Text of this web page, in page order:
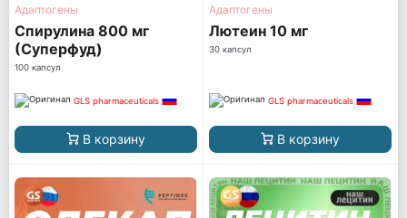
Адаптогены
Спирулина 800 мг
(Суперфуд)
100 капсул
GLS pharmaceuticals
В корзину
Адаптогены
Лютеин 10 мг
30 капсул
GLS pharmaceuticals
В корзину